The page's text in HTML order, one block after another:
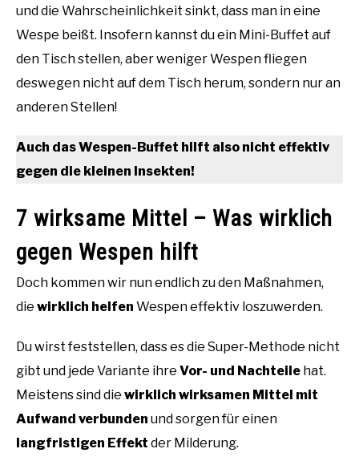
und die Wahrscheinlichkeit sinkt, dass man in eine
Wespe beißt. Insofern kannst du ein Mini-Buffet auf
den Tisch stellen, aber weniger Wespen fliegen
deswegen nicht auf dem Tisch herum, sondern nur an
anderen Stellen!
Auch das Wespen-Buffet hilft also nicht effektiv
gegen die kleinen Insekten!
7 wirksame Mittel – Was wirklich
gegen Wespen hilft
Doch kommen wir nun endlich zu den Maßnahmen,
die wirklich helfen Wespen effektiv loszuwerden.
Du wirst feststellen, dass es die Super-Methode nicht
gibt und jede Variante ihre Vor- und Nachteile hat.
Meistens sind die wirklich wirksamen Mittel mit
Aufwand verbunden und sorgen für einen
langfristigen Effekt der Milderung.